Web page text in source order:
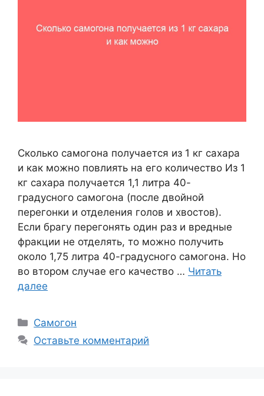
Сколько самогона получается из 1 кг сахара
и как можно повлиять на его количество Из 1
кг сахара получается 1,1 литра 40-
градусного самогона (после двойной
перегонки и отделения голов и хвостов).
Если брагу перегонять один раз и вредные
фракции не отделять, то можно получить
около 1,75 литра 40-градусного самогона. Но
во втором случае его качество … Читать
далее
Рубрики
Самогон
Оставьте комментарий